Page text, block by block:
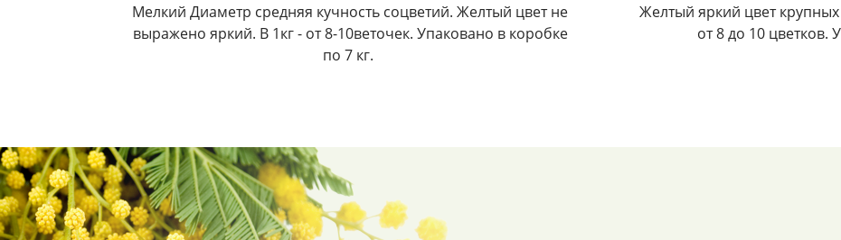
Мелкий Диаметр средняя кучность соцветий. Желтый цвет не
выражено яркий. В 1кг - от 8-10веточек. Упаковано в коробке
по 7 кг.
Желтый яркий цвет крупных
от 8 до 10 цветков.